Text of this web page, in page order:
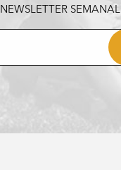
NEWSLETTER SEMANAL